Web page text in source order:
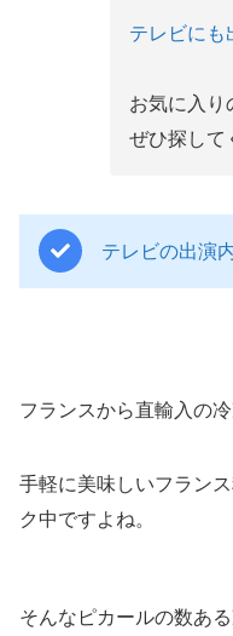
テレビにも
お気に入り
ぜひ探して
テレビの出演
フランスから直輸入の
手軽に美味しいフラン
ク中ですよね。
そんなピカールの数あ